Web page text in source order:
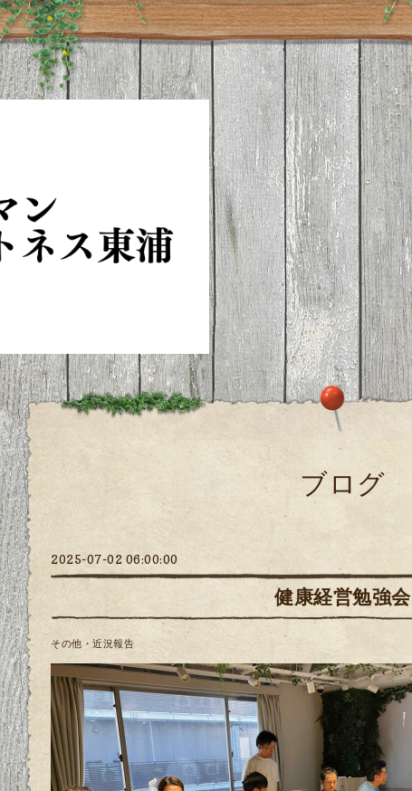
ブログ
2025-07-02 06:00:00
健康経営勉強会
その他・近況報告